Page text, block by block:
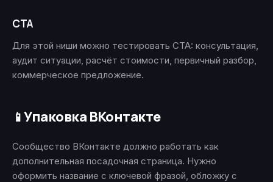
CTA
Для этой ниши можно тестировать CTA: консультация,
аудит ситуации, расчёт стоимости, первичный разбор,
коммерческое предложение.
📱Упаковка ВКонтакте
Сообщество ВКонтакте должно работать как
дополнительная посадочная страница. Нужно
оформить название с ключевой фразой, обложку с